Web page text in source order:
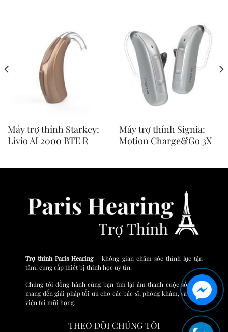
Máy trợ thính Starkey:
Livio AI 2000 BTE R
Máy trợ thính Signia:
Motion Charge&Go 3X
Trợ thính Paris Hearing– không gian chăm sóc thính lực tận
tâm, cung cấp thiết bị thính học uy tín.
Chúng tôi đồng hành cùng bạn tìm lại âm thanh cuộc sống và
mang đến giải pháp tối ưu cho các bác sĩ, phòng khám, và bệnh
viện tai mũi họng.
THEO DÕI CHÚNG TÔI